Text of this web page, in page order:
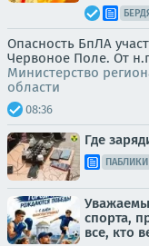
Опасность БпЛА
Червоное Поле. От
Министерство
области
08:36
Где
ПАБЛИКИ
спорта,
все, кто